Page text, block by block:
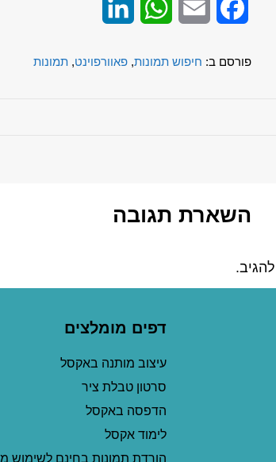
Facebook
Email
WhatsApp
פורסם ב: חיפוש תמונות, פאוורפוינט, תמונות
השארת תגובה
דפים מומלצים
עיצוב מותנה באקסל
סרטון טבלת ציר
הדפסה באקסל
לימוד אקסל
הורדת תמונות בחינם לשימוש